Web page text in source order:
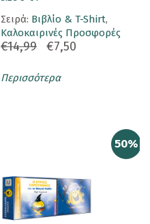
Σειρά: Βιβλίο & T-Shirt,
Καλοκαιρινές Προσφορές
€14,99 €7,50
Περισσότερα
50%